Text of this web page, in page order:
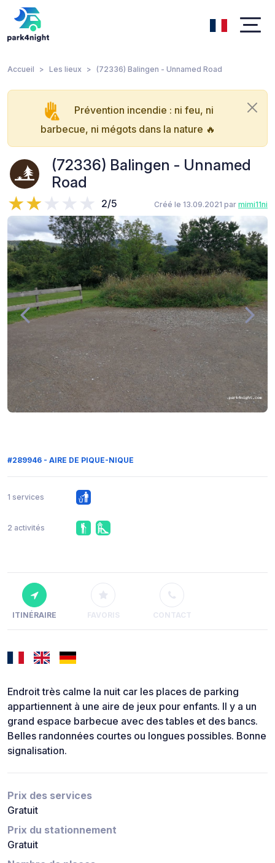
Accueil Les lieux (72336) Balingen - Unnamed Road
Prévention incendie : ni feu, ni
barbecue, ni mégots dans la nature 🔥
(72336) Balingen - Unnamed
Road
2/5 Créé le 13.09.2021 par mimi11ni
#289946 - AIRE DE PIQUE-NIQUE
1 services
2 activités
ITINÉRAIRE FAVORIS CONTACT
Endroit très calme la nuit car les places de parking
appartiennent à une aire de jeux pour enfants. Il y a un
grand espace barbecue avec des tables et des bancs.
Belles randonnées courtes ou longues possibles. Bonne
signalisation.
Prix des services
Gratuit
Prix du stationnement
Gratuit